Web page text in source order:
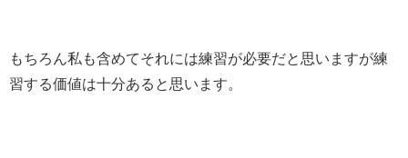
もちろん私も含めてそれには練習が必要だと思いますが練
習する価値は十分あると思います。